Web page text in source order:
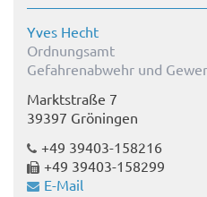
Yves Hecht
Ordnungsamt
Gefahrenabwehr und
Marktstraße 7
39397 Gröningen
+49 39403-158216
+49 39403-158299
E-Mail